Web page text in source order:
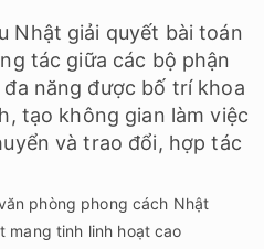
Nhật giải quyết bài toán
tác giữa các bộ phận
năng được bố trí khoa
tạo không gian làm việc
và trao đổi, hợp tác
mang tinh linh hoạt cao